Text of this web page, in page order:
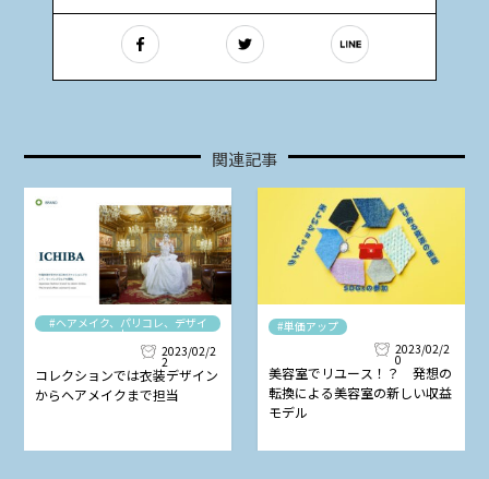
関連記事
#ヘアメイク、パリコレ、デザイ
ナー
2023/02/2
2
コレクションでは衣装デザイン
からヘアメイクまで担当
#単価アップ
2023/02/2
0
美容室でリユース！？ 発想の
転換による美容室の新しい収益
モデル